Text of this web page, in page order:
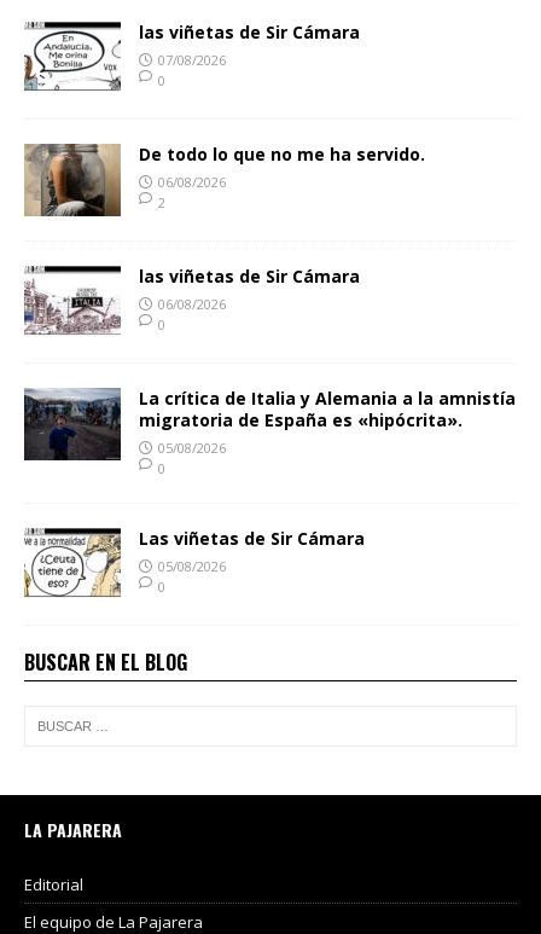
las viñetas de Sir Cámara
07/08/2026
0
De todo lo que no me ha servido.
06/08/2026
2
las viñetas de Sir Cámara
06/08/2026
0
La crítica de Italia y Alemania a la amnistía
migratoria de España es «hipócrita».
05/08/2026
0
Las viñetas de Sir Cámara
05/08/2026
0
BUSCAR EN EL BLOG
LA PAJARERA
Editorial
El equipo de La Pajarera